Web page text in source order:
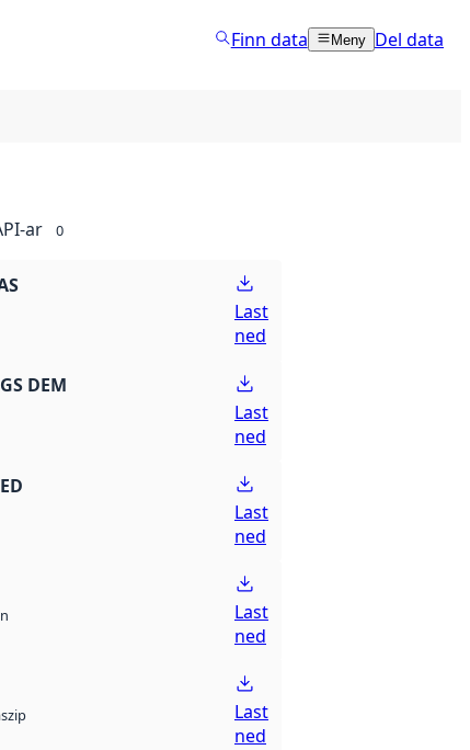
Finn data Meny Del data
ar 0
Last
ned
DEM
Last
ned
Last
ned
Last
ned
Last
ned